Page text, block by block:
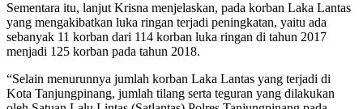
Sementara itu, lanjut Krisna menjelaskan, pada korban Laka Lantas
yang mengakibatkan luka ringan terjadi peningkatan, yaitu ada
sebanyak 11 korban dari 114 korban luka ringan di tahun 2017
menjadi 125 korban pada tahun 2018.
“Selain menurunnya jumlah korban Laka Lantas yang terjadi di
Kota Tanjungpinang, jumlah tilang serta teguran yang dilakukan